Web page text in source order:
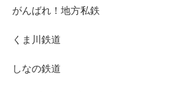
がんばれ！地方私鉄
くま川鉄道
しなの鉄道